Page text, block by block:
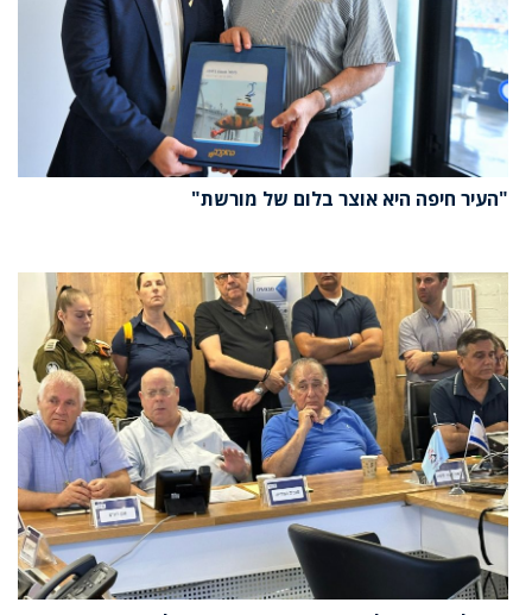
"העיר חיפה היא אוצר בלום של מורשת"